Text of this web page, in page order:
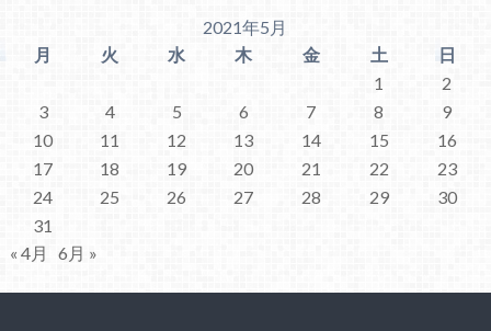
2021年5月
月
火 水 木 金 土
日
1
2
3
4 5 6 7 8
9
10
11 12 13 14 15
16
17
18 19 20 21 22
23
24
25 26 27 28 29
30
31
« 4月
6月 »